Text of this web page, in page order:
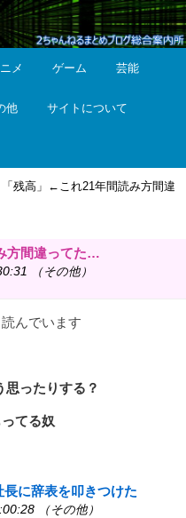
メ ゲーム 芸能
他 サイトについて
「残高」←これ21年間読み方間違
方間違ってた…
（その他）
んでいます
思ったりする？
てる奴
に辞表を叩きつけた
（その他）